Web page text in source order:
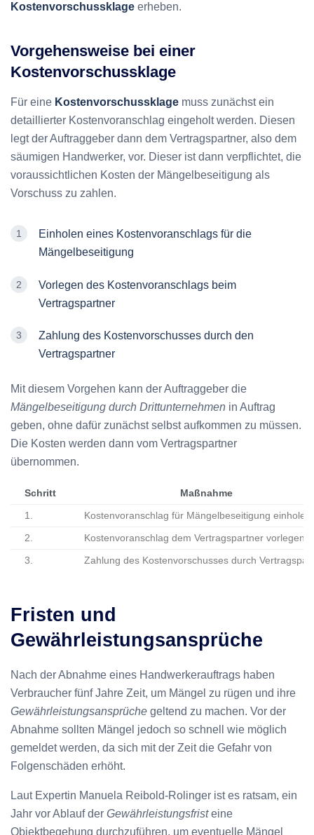
Kostenvorschussklage erheben.
Vorgehensweise bei einer
Kostenvorschussklage
Für eine Kostenvorschussklage muss zunächst ein
detaillierter Kostenvoranschlag eingeholt werden. Diesen
legt der Auftraggeber dann dem Vertragspartner, also dem
säumigen Handwerker, vor. Dieser ist dann verpflichtet, die
voraussichtlichen Kosten der Mängelbeseitigung als
Vorschuss zu zahlen.
Einholen eines Kostenvoranschlags für die
Mängelbeseitigung
Vorlegen des Kostenvoranschlags beim
Vertragspartner
Zahlung des Kostenvorschusses durch den
Vertragspartner
Mit diesem Vorgehen kann der Auftraggeber die
Mängelbeseitigung durch Drittunternehmen in Auftrag
geben, ohne dafür zunächst selbst aufkommen zu müssen.
Die Kosten werden dann vom Vertragspartner
übernommen.
Schritt Maßnahme
1. Kostenvoranschlag für Mängelbeseitigung einholen
2. Kostenvoranschlag dem Vertragspartner vorlegen
3. Zahlung des Kostenvorschusses durch
Fristen und
Gewährleistungsansprüche
Nach der Abnahme eines Handwerkerauftrags haben
Verbraucher fünf Jahre Zeit, um Mängel zu rügen und ihre
Gewährleistungsansprüche geltend zu machen. Vor der
Abnahme sollten Mängel jedoch so schnell wie möglich
gemeldet werden, da sich mit der Zeit die Gefahr von
Folgenschäden erhöht.
Laut Expertin Manuela Reibold-Rolinger ist es ratsam, ein
Jahr vor Ablauf der Gewährleistungsfristeine
Objektbegehung durchzuführen, um eventuelle Mängel